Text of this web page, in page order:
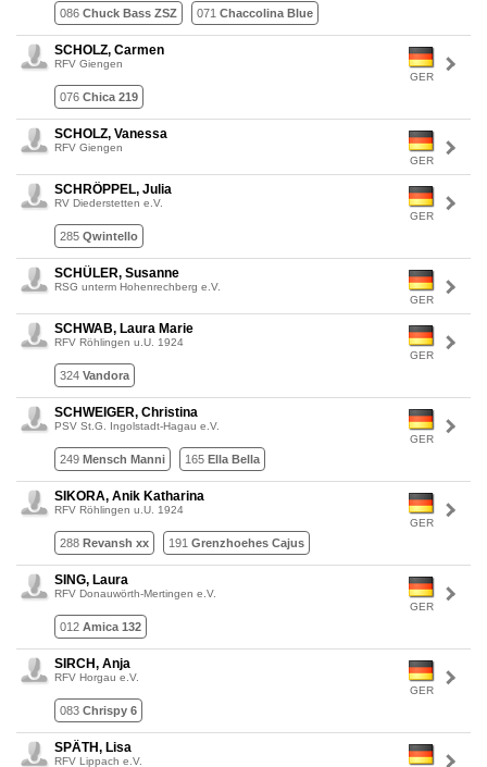
086 Chuck Bass ZSZ 071 Chaccolina Blue
GER
SCHOLZ, Carmen
RFV Giengen
076 Chica 219
GER
SCHOLZ, Vanessa
RFV Giengen
GER
SCHRÖPPEL, Julia
RV Diederstetten e.V.
285 Qwintello
GER
SCHÜLER, Susanne
RSG unterm Hohenrechberg e.V.
GER
SCHWAB, Laura Marie
RFV Röhlingen u.U. 1924
324 Vandora
GER
SCHWEIGER, Christina
PSV St.G. Ingolstadt-Hagau e.V.
249 Mensch Manni 165 Ella Bella
GER
SIKORA, Anik Katharina
RFV Röhlingen u.U. 1924
288 Revansh xx 191 Grenzhoehes Cajus
GER
SING, Laura
RFV Donauwörth-Mertingen e.V.
012 Amica 132
GER
SIRCH, Anja
RFV Horgau e.V.
083 Chrispy 6
SPÄTH, Lisa
RFV Lippach e.V.